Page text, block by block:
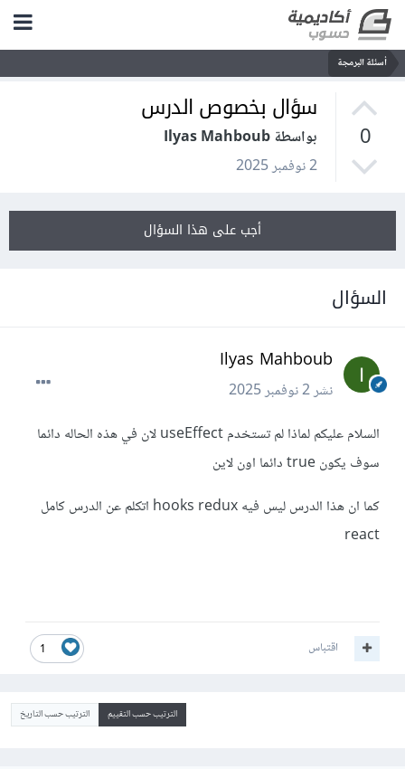
أسئلة البرمجة
0
سؤال بخصوص الدرس
بواسطة Ilyas Mahboub
2 نوفمبر 2025
أجب على هذا السؤال
السؤال
Ilyas Mahboub
نشر2 نوفمبر 2025
السلام عليكم لماذا لم تستخدم useEffect لان في هذه الحاله دائما
سوف يكون true دائما اون لاين
كما ان هذا الدرس ليس فيه hooks redux اتكلم عن الدرس كامل
react
1 اقتباس
الترتيب حسب التقييم الترتيب حسب التاريخ